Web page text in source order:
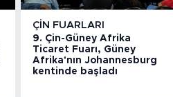
ÇIN FUARLARI
9. Çin-Güney Afrika
Ticaret Fuarı, Güney
Afrika'nın Johannesburg
kentinde başladı